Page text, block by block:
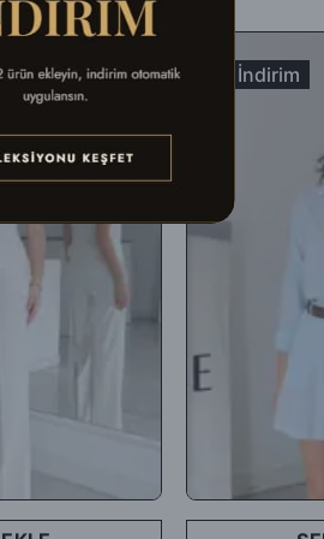
eksiksiz olarak, fiziksel açıdan
yeniden satılabilir durumda olması
itibaren 5 (beş) gün içinde (teslim
istediğiniz ürünü
firmaları ile gelen ürünler teslim
%18 İndirim